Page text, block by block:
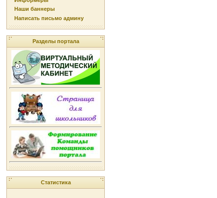
Наши баннеры
Написать письмо админу
Разделы портала
Статистика